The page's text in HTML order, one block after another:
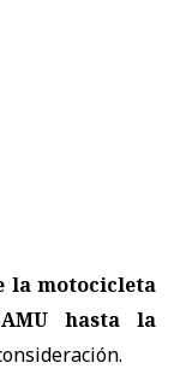
la motocicleta
hasta la